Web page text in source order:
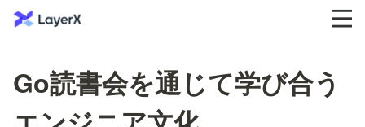
Go読書会を通じて学び合う